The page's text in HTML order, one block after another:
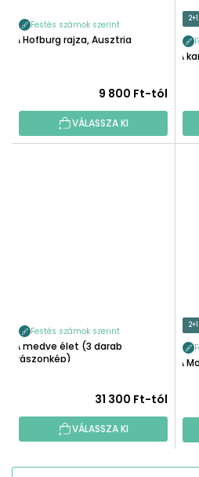
Festés számok szerint
A Hofburg rajza, Ausztria
9 800 Ft-tól
VÁLASSZA KI
A
Festés számok szerint
A medve élet (3 darab
vászonkép)
31 300 Ft-tól
VÁLASSZA KI
A